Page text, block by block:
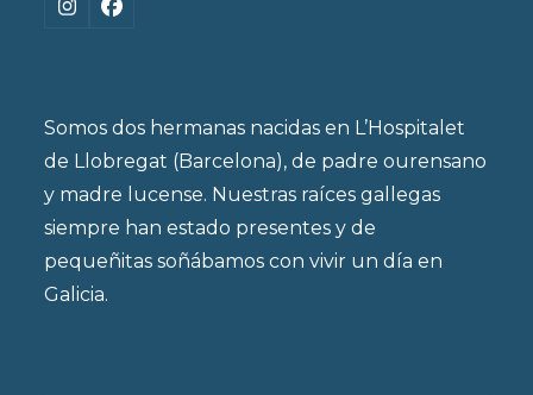
Instagram
Facebook
Somos dos hermanas nacidas en L’Hospitalet
de Llobregat (Barcelona), de padre ourensano
y madre lucense. Nuestras raíces gallegas
siempre han estado presentes y de
pequeñitas soñábamos con vivir un día en
Galicia.